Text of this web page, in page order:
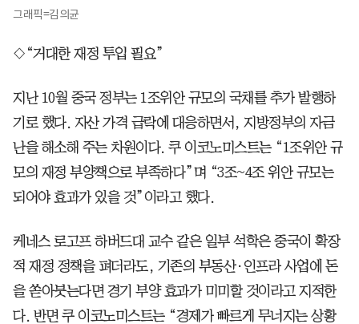
그래픽=김의균
◇“거대한 재정 투입 필요”
지난 10월 중국 정부는 1조위안 규모의 국채를 추가 발행하
기로 했다. 자산 가격 급락에 대응하면서, 지방정부의 자금
난을 해소해 주는 차원이다. 쿠 이코노미스트는 “1조위안 규
모의 재정 부양책으로 부족하다”며 “3조~4조 위안 규모는
되어야 효과가 있을 것”이라고 했다.
케네스 로고프 하버드대 교수 같은 일부 석학은 중국이 확장
적 재정 정책을 펴더라도, 기존의 부동산·인프라 사업에 돈
을 쏟아붓는다면 경기 부양 효과가 미미할 것이라고 지적한
다. 반면 쿠 이코노미스트는 “경제가 빠르게 무너지는 상황